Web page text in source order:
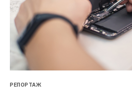
РЕПОРТАЖ